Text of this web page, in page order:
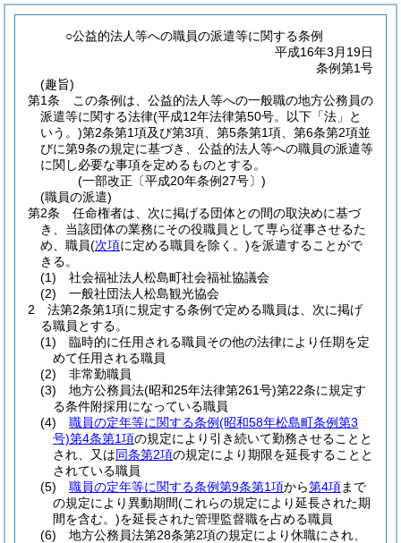
○公益的法人等への職員の派遣等に関する条例
平成16年3月19日
条例第1号
(趣旨)
第1条
この条例は、公益的法人等への一般職の地方公務員の
派遣等に関する法律(平成12年法律第50号。以下「法」と
いう。)第2条第1項及び第3項、第5条第1項、第6条第2項並
びに第9条の規定に基づき、公益的法人等への職員の派遣等
に関し必要な事項を定めるものとする。
(一部改正〔平成20年条例27号〕)
(職員の派遣)
第2条
任命権者は、次に掲げる団体との間の取決めに基づ
き、当該団体の業務にその役職員として専ら従事させるた
め、職員(次項に定める職員を除く。)を派遣することがで
きる。
(1)
社会福祉法人松島町社会福祉協議会
(2)
一般社団法人松島観光協会
2
法第2条第1項に規定する条例で定める職員は、次に掲げ
る職員とする。
(1)
臨時的に任用される職員その他の法律により任期を定
めて任用される職員
(2)
非常勤職員
(3)
地方公務員法(昭和25年法律第261号)第22条に規定す
る条件附採用になっている職員
(4)
職員の定年等に関する条例(昭和58年松島町条例第3
号)第4条第1項の規定により引き続いて勤務させることと
され、又は同条第2項の規定により期限を延長することと
されている職員
(5)
職員の定年等に関する条例第9条第1項から第4項まで
の規定により異動期間(これらの規定により延長された期
間を含む。)を延長された管理監督職を占める職員
(6)
地方公務員法第28条第2項の規定により休職にされ、